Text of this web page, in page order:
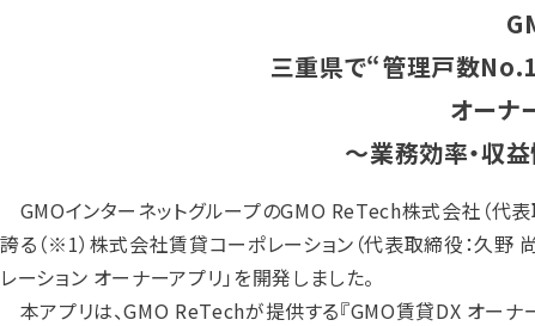
三重県で“管理戸数
オーナ
〜業務効率・収
GMOインターネットグループのGMO ReTech株式会社（
誇る（※1）株式会社賃貸コーポレーション（代表取締役：久
レーション オーナーアプリ」を開発しました。
本アプリは、GMO ReTechが提供する『GMO賃貸DX オーナ